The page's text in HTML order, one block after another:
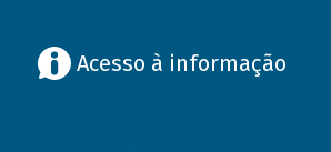
Acesso à informação